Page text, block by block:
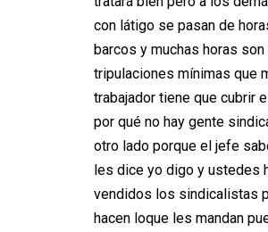
con látigo se pasan de
barcos y muchas horas
tripulaciones mínimas que
trabajador tiene que cubrir
por qué no hay gente
otro lado porque el jefe
les dice yo digo y ustedes
vendidos los sindicalistas
hacen loque les mandan